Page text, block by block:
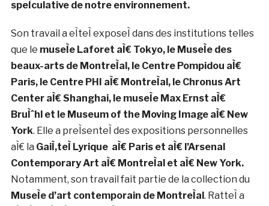
distinction « 100 femmes de culture » en France.
justineemard.com/
. Sabrina RatteÌ
Sabrina RatteÌ est une artiste canadienne baseÌe
aÌ€ MontreÌal.Elle creÌe des eÌcosysteÌ€mes qui
eÌvoluent au sein d’installations interactives, de
seÌries de videÌos, d’impressions numeÌriques, de
sculptures ou de reÌaliteÌ virtuelle. InfluenceÌes par la
science-fiction, la philo- sophie et divers textes
theÌoriques, ses œuvres explorent laconvergence de